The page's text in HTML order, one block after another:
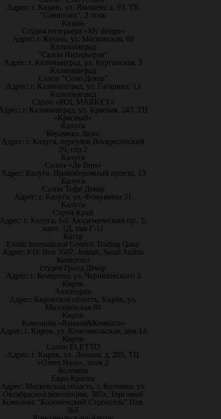
Адрес: г. Казань, ул. Ямашева д. 93, ТК
"Савиново", 2 этаж
Казань
Студия интерьера «My design»
Адрес: г. Казань, ул. Московская, 60
Калининград
"Салон Интерьеров"
Адрес: г. Калининград, ул. Курганская, 3
Калининград
Салон "Соло Декор"
Адрес: г. Калининград, ул. Гагарина, 13
Калининград
Салон «POL MARKET»
г. Калининград, ул. Красная, 247, ТЦ
«Красный»
Калуга
Керамика Люкс
Адрес: г. Калуга, переулок Воскресенский
29, стр.2
Калуга
Салон «Ле Вин»
Адрес: Калуга, Правобережный проезд, 13
Калуга
Салон Тефи Декор
Адрес: г. Калуга, ул. Фомушина 31
Калуга
Строй Край
г. Калуга, 1-й Академический пр., 5,
корп. 1Д, пав Г-11
Катар
Exotic International General Trading Qatar
Адрес: P.O. Box 3507, Jeddah, Saudi Arabia
Кемерово
студия Гранд Декор
Адрес: г. Кемерово, ул. Черняховского 3
Киров
Акватория
Адрес: Кировская область, Киров, ул.
Милицейская 80
Киров
Компания «Ванная&Комната»
Адрес: г. Киров, ул. Комсомольская, дом 14
Киров
Салон ELETTO
Адрес: г. Киров, ул. Ленина, д. 205, ТЦ
«Green Haus», этаж 2
Коломна
Евро-Краски
Адрес: Московская область, г. Коломна, ул.
Октябрьской революции, 387а, Торговый
Комплекс "Коломенский Строитель" Пав.
№1